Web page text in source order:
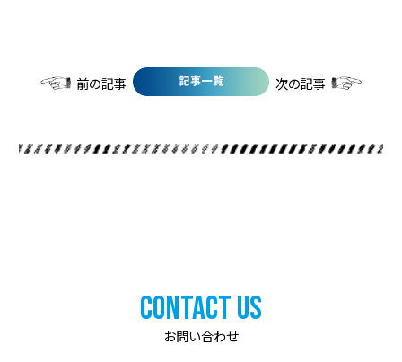
前の記事 次の記事
Contact Us
お問い合わせ